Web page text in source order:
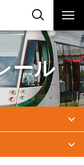
ール